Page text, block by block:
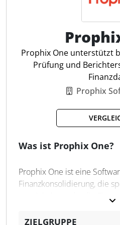
Konzernabschlüsse nach
Buchungserfassung &
Zwischengewinn-
Automatisierter
Integrierte Cashflow-
Buchung latenter Steuern
Stufenweise
Abbildung
Excel- und Web-Frontend
Prophix One unterstützt
Prüfung und
Prophix
Was ist Prophix One?
Prophix One ist eine
Finanzkonsolidierung, die
entwickelt wurde, die
zusammenführen müssen.
ZIELGRUPPE